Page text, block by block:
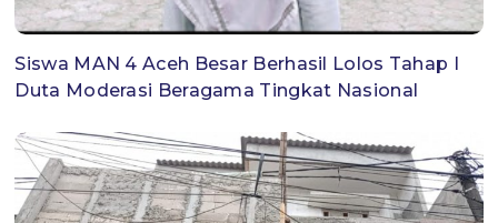
Siswa MAN 4 Aceh Besar Berhasil Lolos Tahap I
Duta Moderasi Beragama Tingkat Nasional